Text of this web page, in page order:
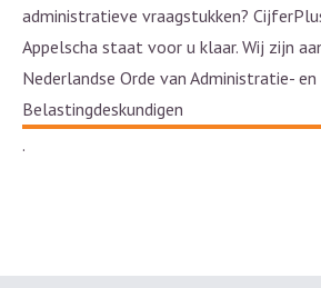
administratieve vraagstukken?
Appelscha staat voor u klaar. Wij zijn
Nederlandse Orde van Administratie- en
Belastingdeskundigen
.